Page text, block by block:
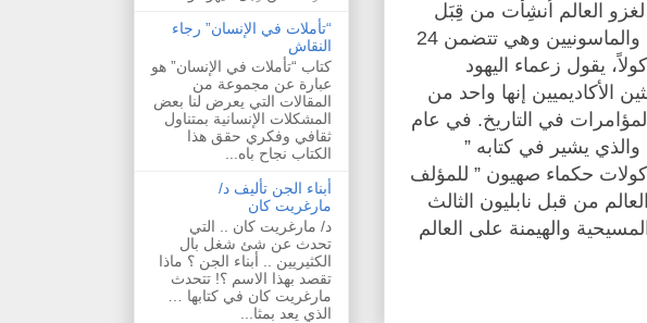
العالم اُنشِأت من قِبَل
اليهود والماسونيين وهي تتضمن 24
يقول زعماء اليهود
الأكاديميين إنها واحد من
في التاريخ. في عام
1901 والذي يشير في كتابه ”
حكماء صهيون ” للمؤلف
من قبل نابليون الثالث
والهيمنة على العالم
“تأملات في الإنسان” رجاء
النقاش
كتاب “تأملات في الإنسان” هو
عبارة عن مجموعة من
المقالات التي يعرض لنا بعض
المشكلات الإنسانية بمتناول
ثقافي وفكري حقق هذا
الكتاب نجاح باه...
أبناء الجن تأليف د/
مارغريت كان
د/ مارغريت كان .. التي
تحدث عن شئ شغل بال
الكثيريين .. أبناء الجن ؟ ماذا
تقصد بهذا الاسم ؟! تتحدث
مارغريت كان في كتابها …
الذي يعد بمثا...